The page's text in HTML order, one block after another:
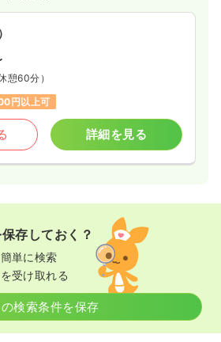
たちが社会性を育むための多彩なプロ
子どもたちの成長を間近で支えたい方
感しやすい環境が整っています。
休憩60分）
円以上可
詳細を見る
存しておく？
単に検索
受け取れる
の検索条件を保存